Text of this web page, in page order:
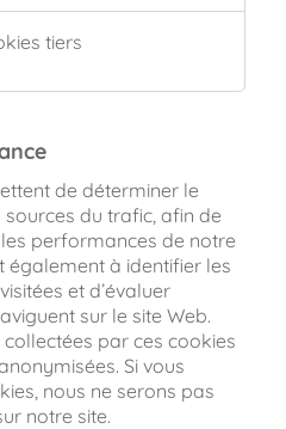
tiers
de déterminer le
du trafic, afin de
performances de notre
également à identifier les
et d’évaluer
sur le site Web.
par ces cookies
Si vous
nous ne serons pas
notre site.